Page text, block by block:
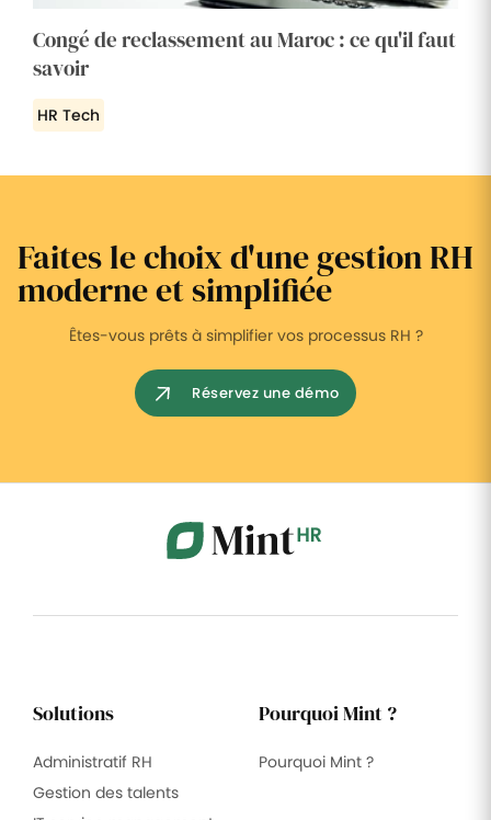
Congé de reclassement au Maroc : ce qu'il faut
savoir
HR Tech
Faites le choix d'une gestion RH
moderne et simplifiée
Êtes-vous prêts à simplifier vos processus RH ?
Réservez une démo
Solutions
Administratif RH
Gestion des talents
Pourquoi Mint ?
Pourquoi Mint ?